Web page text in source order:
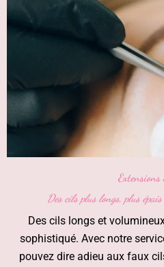
Extensions
Des cils plus longs, plus
Des cils longs et
sophistiqué. Avec notre
pouvez dire adieu aux faux